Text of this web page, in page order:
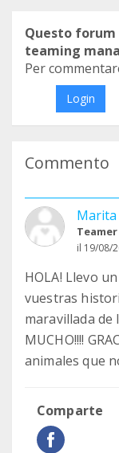
Questo
teaming
Per
Login
Commento
Marita
Teamer
il 19/08/
HOLA! Llevo
vuestras
maravillada de
MUCHO!!!!
animales que
Comparte